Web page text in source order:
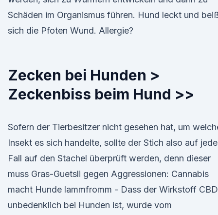
Schäden im Organismus führen. Hund leckt und
sich die Pfoten Wund. Allergie?
Zecken bei Hunden >
Zeckenbiss beim Hund >>
Sofern der Tierbesitzer nicht gesehen hat, um
Insekt es sich handelte, sollte der Stich also auf
Fall auf den Stachel überprüft werden, denn dieser
muss Gras-Guetsli gegen Aggressionen: Cannabis
macht Hunde lammfromm - Dass der Wirkstoff CBD
unbedenklich bei Hunden ist, wurde vom